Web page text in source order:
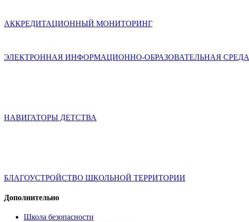
АККРЕДИТАЦИОННЫЙ МОНИТОРИНГ
ЭЛЕКТРОННАЯ ИНФОРМАЦИОННО-ОБРАЗОВАТЕЛЬНАЯ СРЕДА
НАВИГАТОРЫ ДЕТСТВА
БЛАГОУСТРОЙСТВО ШКОЛЬНОЙ ТЕРРИТОРИИ
Дополнительно
Школа безопасности